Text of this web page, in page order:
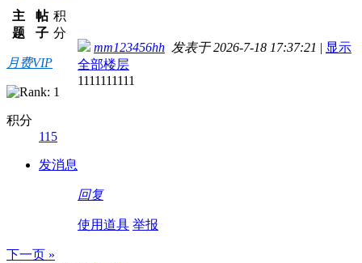
主
题
帖
子
积
分
月费VIP
积分
115
发消息
mm123456hh 发表于 2026-7-18 17:37:21 | 显示
全部楼层
1111111111
回复
使用道具 举报
下一页 »